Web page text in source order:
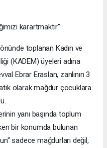
karartmaktır"
toplanan Kadın ve
(KADEM) üyeleri adına
Ebrar Eraslan, zanlının 3
olarak mağdur çocuklara
yanı başında toplum
bir konumda bulunan
sadece mağdurları değil,